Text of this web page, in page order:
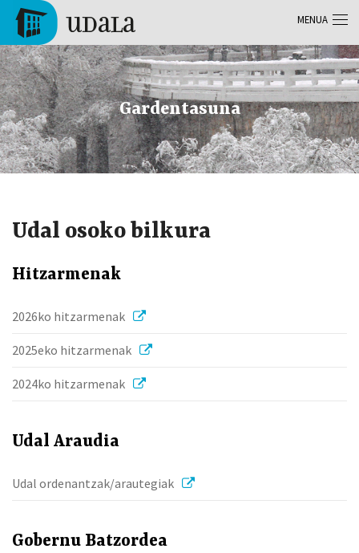
Skip to main content
Tolosa
Gardentasuna
Udal osoko bilkura
Hitzarmenak
2026ko hitzarmenak
2025eko hitzarmenak
2024ko hitzarmenak
Udal Araudia
Udal ordenantzak/arautegiak
Gobernu Batzordea
MENUA